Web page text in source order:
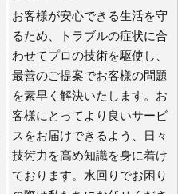
お客様が安心できる生活を守
るため、トラブルの症状に合
わせてプロの技術を駆使し、
最善のご提案でお客様の問題
を素早く解決いたします。お
客様にとってより良いサービ
スをお届けできるよう、日々
技術力を高め知識を身に着け
ております。水回りでお困り